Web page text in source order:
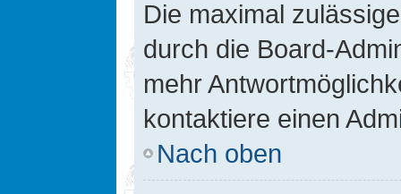
Die maximal
durch die Board-
mehr
kontaktiere einen
Nach oben